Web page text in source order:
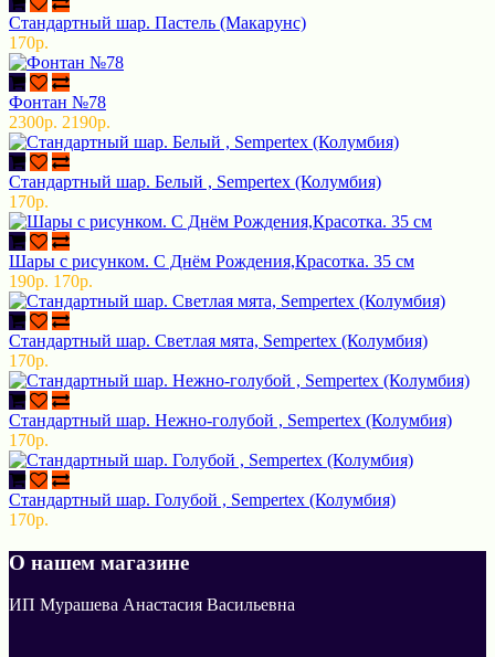
Стандартный шар. Пастель (Макарунс)
170р.
Фонтан №78
2300р. 2190р.
Стандартный шар. Белый , Sempertex (Колумбия)
170р.
Шары с рисунком. С Днём Рождения,Красотка. 35 см
190р. 170р.
Стандартный шар. Светлая мята, Sempertex (Колумбия)
170р.
Стандартный шар. Нежно-голубой , Sempertex (Колумбия)
170р.
Стандартный шар. Голубой , Sempertex (Колумбия)
170р.
О нашем магазине
ИП Мурашева Анастасия Васильевна